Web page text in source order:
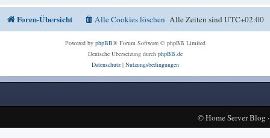
Foren-Übersicht Alle Zeiten sindUTC+02:00
Alle Cookies löschen
Powered by phpBB® Forum Software © phpBB Limited
Deutsche Übersetzung durch phpBB.de
Datenschutz| Nutzungsbedingungen
©Home Server Blog